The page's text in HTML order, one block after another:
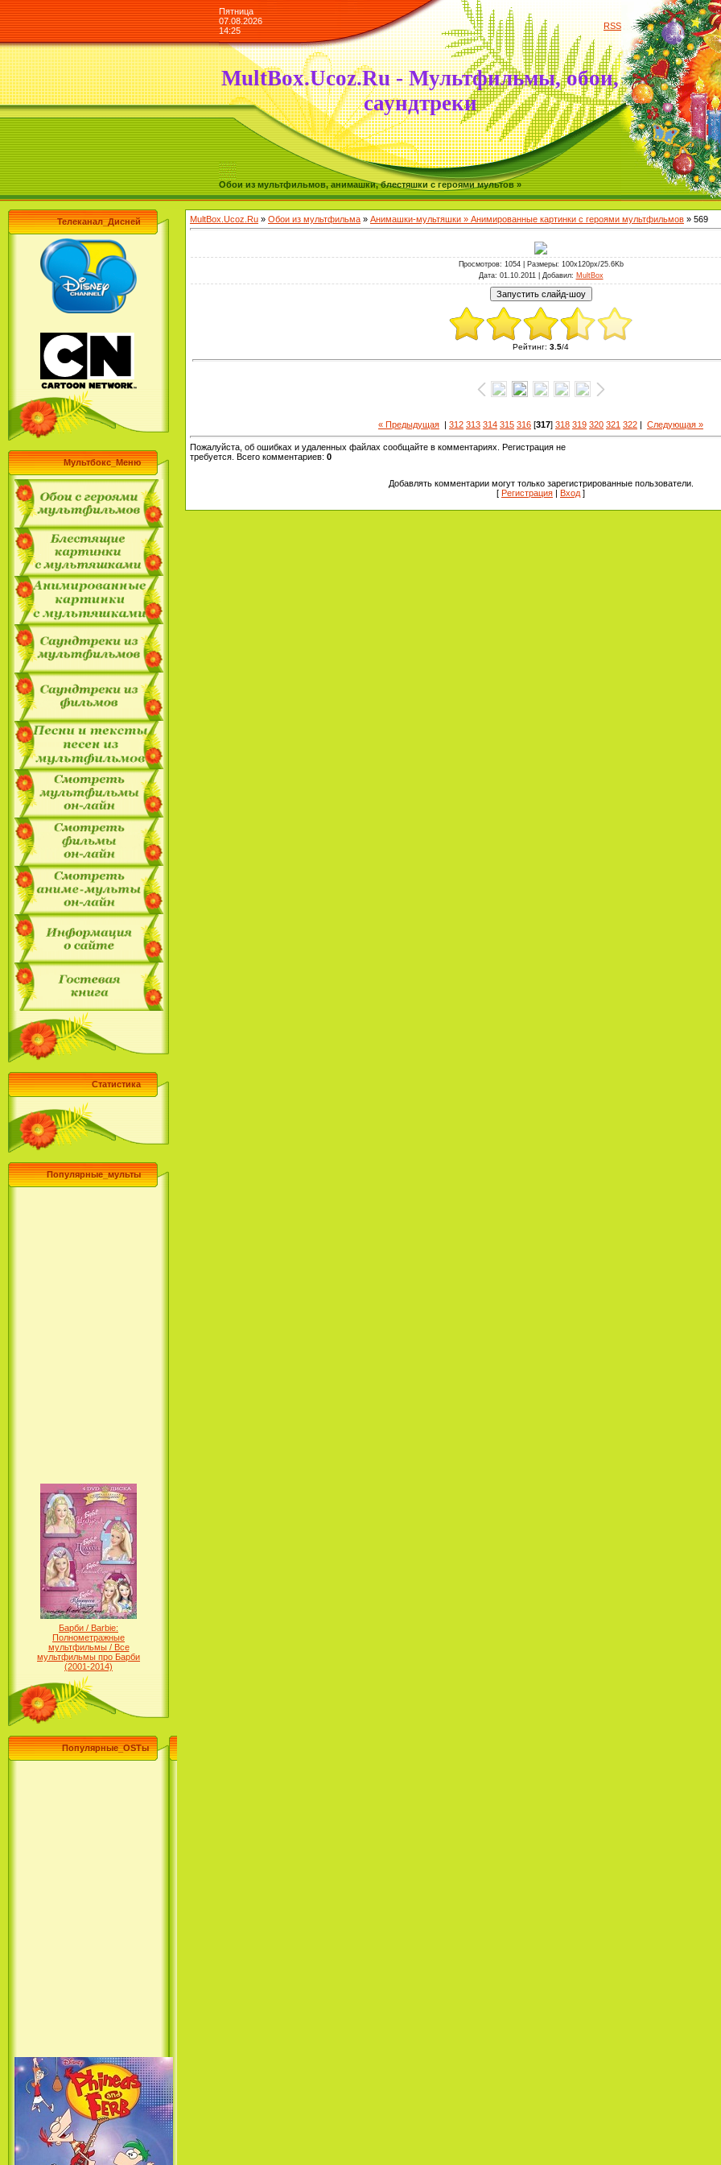
Пятница
07.08.2026
14:25
RSS
MultBox.Ucoz.Ru - Мультфильмы, обои,
саундтреки
Обои из мультфильмов, анимашки, блестяшки с героями мультов »
Телеканал_Дисней
Мультбокс_Меню
Статистика
Популярные_мульты
Барби / Barbie:
Полнометражные
мультфильмы / Все
мультфильмы про Барби
(2001-2014)
Фархат: Принц Персии /
Farhat: The Prince of the
Популярные_OSTы
MultBox.Ucoz.Ru » Обои из мультфильма » Анимашки-мультяшки » Анимированные картинки с героями мультфильмов » 569
Просмотров: 1054 | Размеры: 100x120px/25.6Kb
Дата: 01.10.2011 | Добавил: MultBox
Рейтинг: 3.5/4
« Предыдущая | 312 313 314 315 316 [317] 318 319 320 321 322 | Следующая »
Пожалуйста, об ошибках и удаленных файлах сообщайте в комментариях. Регистрация не
требуется. Всего комментариев: 0
Добавлять комментарии могут только зарегистрированные пользователи.
[ Регистрация Вход ]